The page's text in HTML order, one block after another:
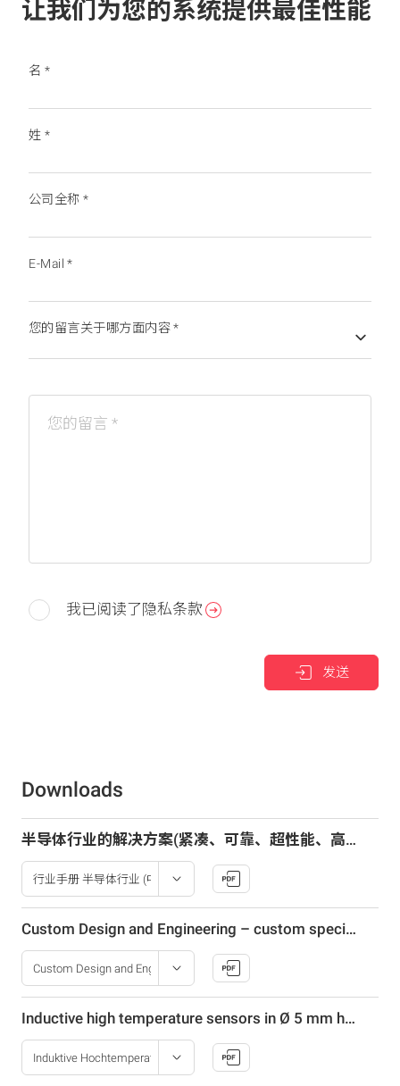
让我们为您的系统提供最佳性能
名 *
姓 *
公司全称*
E-Mail*
您的留言关于哪方面内容*
您的留言 *
我已阅读了隐私条款
发送
Downloads
半导体行业的解决方案(紧凑、可靠、超性能、高精度)
Custom Design and Engineering – custom specific camera and sensor solutions
Inductive high temperature sensors in Ø 5 mm housing for tight spaces